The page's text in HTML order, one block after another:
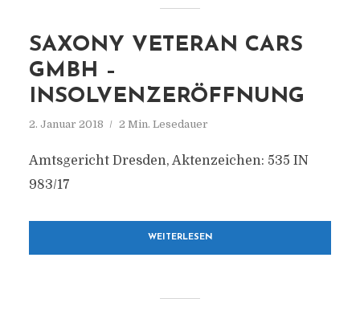
SAXONY VETERAN CARS
GMBH –
INSOLVENZERÖFFNUNG
2. Januar 2018 2 Min. Lesedauer
Amtsgericht Dresden, Aktenzeichen: 535 IN
983/17
WEITERLESEN